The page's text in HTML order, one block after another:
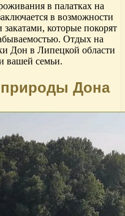
в палатках на
в возможности
которые покорят
Отдых на
Дон в Липецкой области
вашей семьи.
Дона